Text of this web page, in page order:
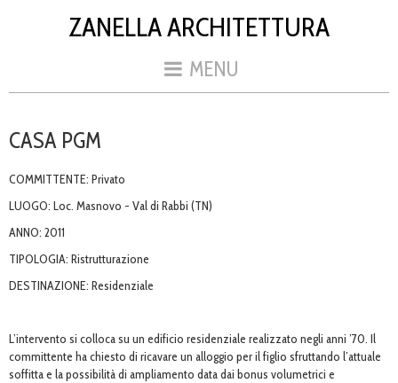
ZANELLA ARCHITETTURA
MENU
CASA PGM
COMMITTENTE: Privato
LUOGO: Loc. Masnovo - Val di Rabbi (TN)
ANNO: 2011
TIPOLOGIA: Ristrutturazione
DESTINAZIONE: Residenziale
L’intervento si colloca su un edificio residenziale realizzato negli anni ’70. Il
committente ha chiesto di ricavare un alloggio per il figlio sfruttando l’attuale
soffitta e la possibilità di ampliamento data dai bonus volumetrici e